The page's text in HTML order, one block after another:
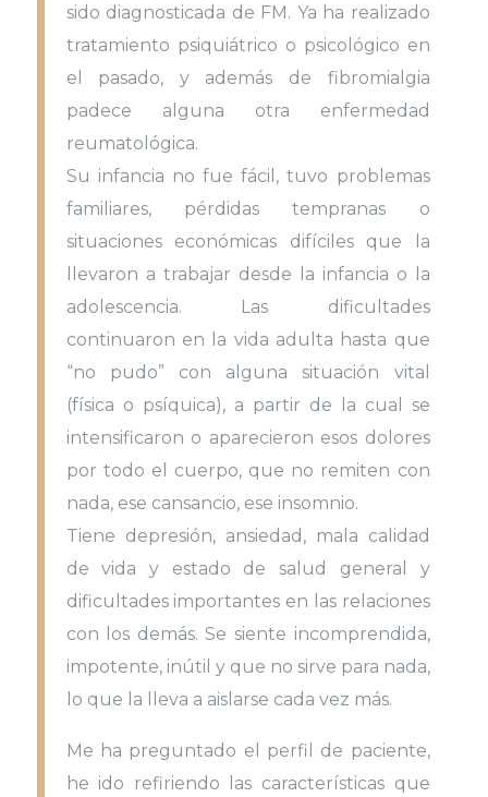
sido diagnosticada de FM. Ya ha realizado
tratamiento psiquiátrico o psicológico en
el pasado, y además de fibromialgia
padece alguna otra enfermedad
reumatológica.
Su infancia no fue fácil, tuvo problemas
familiares, pérdidas tempranas o
situaciones económicas difíciles que la
llevaron a trabajar desde la infancia o la
adolescencia. Las dificultades
continuaron en la vida adulta hasta que
“no pudo” con alguna situación vital
(física o psíquica), a partir de la cual se
intensificaron o aparecieron esos dolores
por todo el cuerpo, que no remiten con
nada, ese cansancio, ese insomnio.
Tiene depresión, ansiedad, mala calidad
de vida y estado de salud general y
dificultades importantes en las relaciones
con los demás. Se siente incomprendida,
impotente, inútil y que no sirve para nada,
lo que la lleva a aislarse cada vez más.
Me ha preguntado el perfil de paciente,
he ido refiriendo las características que